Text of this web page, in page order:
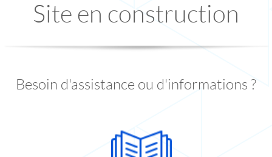
Site en construction
Besoin d'assistance ou d'informations ?